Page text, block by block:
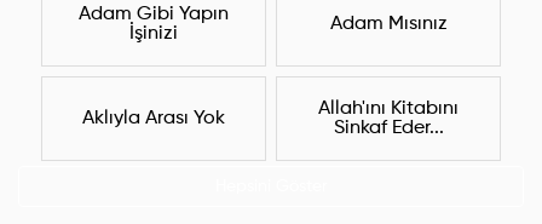
Adam Gibi Yapın
İşinizi
Adam Mısınız
Aklıyla Arası Yok
Allah'ını Kitabını
Sinkaf Eder...